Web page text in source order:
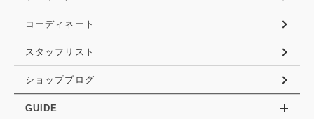
コーディネート
スタッフリスト
ショップブログ
GUIDE